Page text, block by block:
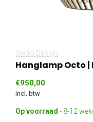
Secto Design
Hanglamp Octo |
€950,00
Incl. btw
Op voorraad - 8-12